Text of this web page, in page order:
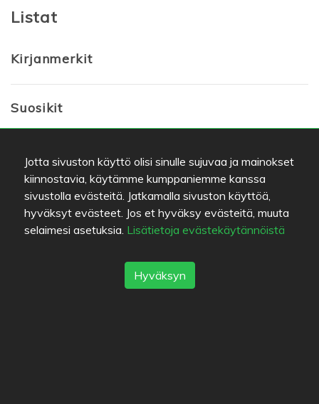
Jotta sivuston käyttö olisi sinulle sujuvaa ja mainokset
kiinnostavia, käytämme kumppaniemme kanssa
sivustolla evästeitä. Jatkamalla sivuston käyttöä,
hyväksyt evästeet. Jos et hyväksy evästeitä, muuta
selaimesi asetuksia. Lisätietoja evästekäytännöistä
Hyväksyn
Listat
Kirjanmerkit
Suosikit
Värien selitykset
Ruuan laatu
Kokemus
Hinta/laatu-suhde